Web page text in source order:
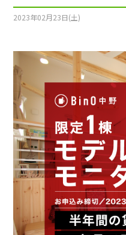
採用情報
イベント
ショールーム
ブログ
2023年02月23日(土)